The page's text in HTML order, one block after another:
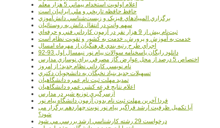
اعلام اولويت استخدام پيماني 5 هزار معلم
حافظ حافظه تاريخي و ملي ايرانيان است
برگزاري المپيادهاي فيزيک و زيست‌شناسي دانش‌آموزي
سهم وانت در انتقال دانش به روستائيان
ثبت‌نام بيش از 9 هزار نفر در آزمون کارداني فني و حرفه‌اي
خدمت به آموزش و پرورش، خدمت به کشور و تقويت نظام است
اجراي طرح رتبه بندي فرهنگيان از مهرماه امسال
دانلود رایگان پاسخنامه سوالات پیام نور نیمسال اول 93-92
اختصاص 5 درصد از محل عوارض گاز مصرفي براي نوسازي مدارس
نام نويسي کارداني نظام جديد؛ از امروز
تسهيلات جديد بنياد نخبگان به دانشجويان دکتري
تمديد مهلت ثبت نام عمره دانشگاهيان
اعلام نتايج قرعه کشي عمره دانشگاهيان
ازسرگيري توزيع شير در مدارس
فردا آخرین مهلت ثبت نام بدون آزمون دانشگاه پیام نور
آیا تکمیل ظرفیت ارشد فراگیر پیام نور نوبت چهاردهم برگزار می
شود؟
درخواست 29 رشته کارشناسي ارشد بررسي مي شود